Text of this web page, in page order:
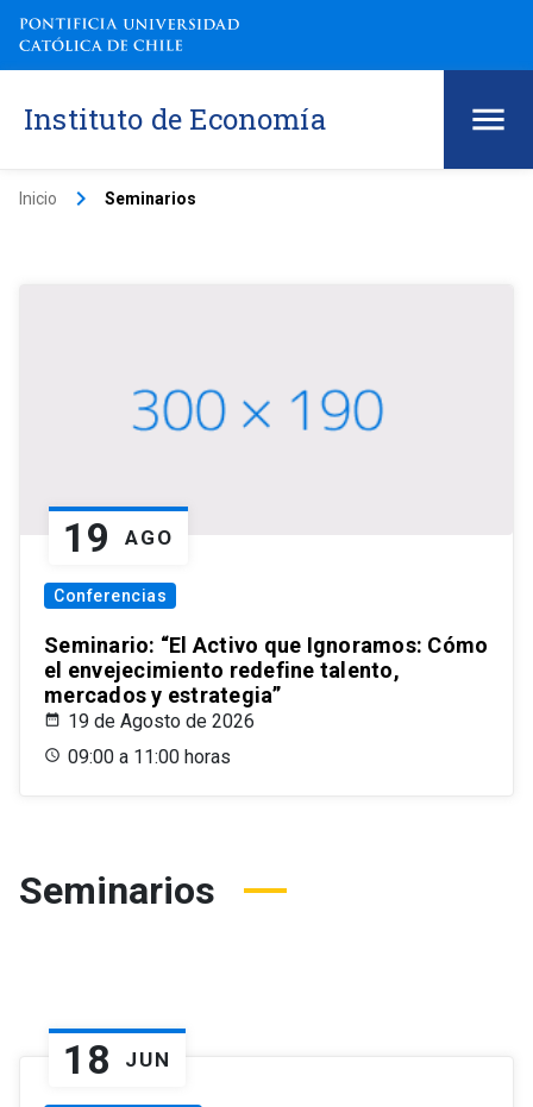
Instituto de Economía
Inicio keyboard_arrow_right Seminarios
19 AGO
Conferencias
Seminario: “El Activo que Ignoramos: Cómo
el envejecimiento redefine talento,
mercados y estrategia”
19 de Agosto de 2026
09:00 a 11:00 horas
Seminarios
18 JUN